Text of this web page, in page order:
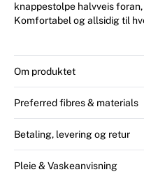
knappestolpe halvveis
Komfortabel og allsidig til
Om produktet
Preferred fibres & materials
Betaling, levering og retur
Pleie & Vaskeanvisning